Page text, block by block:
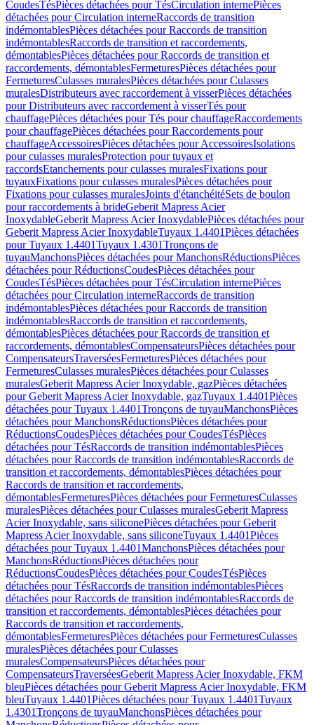
CoudesTésPièces détachées pour TésCirculation internePièces
détachées pour Circulation interneRaccords de transition
indémontablesPièces détachées pour Raccords de transition
indémontablesRaccords de transition et raccordements,
démontablesPièces détachées pour Raccords de transition et
raccordements, démontablesFermeturesPièces détachées pour
FermeturesCulasses muralesPièces détachées pour Culasses
muralesDistributeurs avec raccordement à visserPièces détachées
pour Distributeurs avec raccordement à visserTés pour
chauffagePièces détachées pour Tés pour chauffageRaccordements
pour chauffagePièces détachées pour Raccordements pour
chauffageAccessoiresPièces détachées pour AccessoiresIsolations
pour culasses muralesProtection pour tuyaux et
raccordsEtanchements pour culasses muralesFixations pour
tuyauxFixations pour culasses muralesPièces détachées pour
Fixations pour culasses muralesJoints d'étanchéitéSets de boulon
pour raccordements à brideGeberit Mapress Acier
InoxydableGeberit Mapress Acier InoxydablePièces détachées pour
Geberit Mapress Acier InoxydableTuyaux 1.4401Pièces détachées
pour Tuyaux 1.4401Tuyaux 1.4301Tronçons de
tuyauManchonsPièces détachées pour ManchonsRéductionsPièces
détachées pour RéductionsCoudesPièces détachées pour
CoudesTésPièces détachées pour TésCirculation internePièces
détachées pour Circulation interneRaccords de transition
indémontablesPièces détachées pour Raccords de transition
indémontablesRaccords de transition et raccordements,
démontablesPièces détachées pour Raccords de transition et
raccordements, démontablesCompensateursPièces détachées pour
CompensateursTraverséesFermeturesPièces détachées pour
FermeturesCulasses muralesPièces détachées pour Culasses
muralesGeberit Mapress Acier Inoxydable, gazPièces détachées
pour Geberit Mapress Acier Inoxydable, gazTuyaux 1.4401Pièces
détachées pour Tuyaux 1.4401Tronçons de tuyauManchonsPièces
détachées pour ManchonsRéductionsPièces détachées pour
RéductionsCoudesPièces détachées pour CoudesTésPièces
détachées pour TésRaccords de transition indémontablesPièces
détachées pour Raccords de transition indémontablesRaccords de
transition et raccordements, démontablesPièces détachées pour
Raccords de transition et raccordements,
démontablesFermeturesPièces détachées pour FermeturesCulasses
muralesPièces détachées pour Culasses muralesGeberit Mapress
Acier Inoxydable, sans siliconePièces détachées pour Geberit
Mapress Acier Inoxydable, sans siliconeTuyaux 1.4401Pièces
détachées pour Tuyaux 1.4401ManchonsPièces détachées pour
ManchonsRéductionsPièces détachées pour
RéductionsCoudesPièces détachées pour CoudesTésPièces
détachées pour TésRaccords de transition indémontablesPièces
détachées pour Raccords de transition indémontablesRaccords de
transition et raccordements, démontablesPièces détachées pour
Raccords de transition et raccordements,
démontablesFermeturesPièces détachées pour FermeturesCulasses
muralesPièces détachées pour Culasses
muralesCompensateursPièces détachées pour
CompensateursTraverséesGeberit Mapress Acier Inoxydable, FKM
bleuPièces détachées pour Geberit Mapress Acier Inoxydable, FKM
bleuTuyaux 1.4401Pièces détachées pour Tuyaux 1.4401Tuyaux
1.4301Tronçons de tuyauManchonsPièces détachées pour